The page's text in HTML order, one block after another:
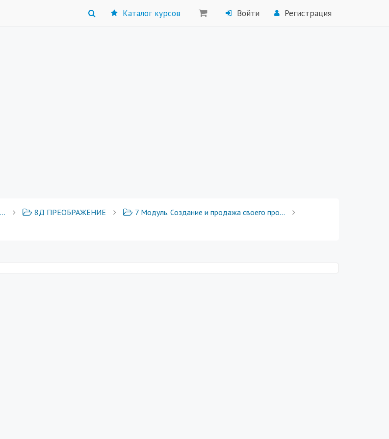
Каталог курсов Войти Регистрация
8Д ПРЕОБРАЖЕНИЕ
7 Модуль. Создание и продажа своего продукта